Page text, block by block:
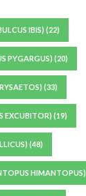
IBIS) (22)
PYGARGUS) (20)
(33)
EXCUBITOR) (19)
(48)
HIMANTOPUS)